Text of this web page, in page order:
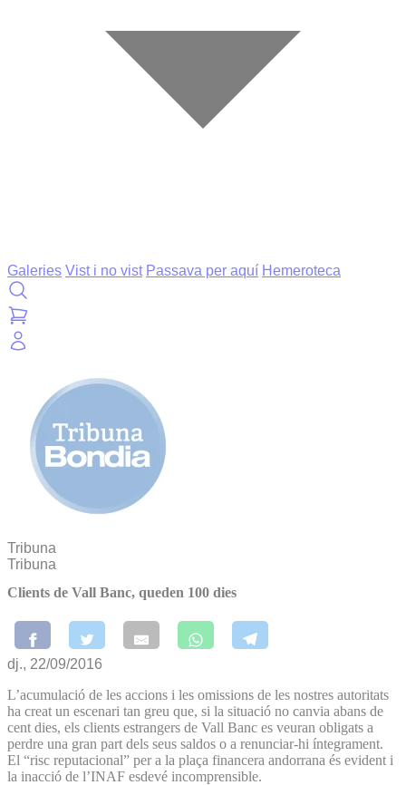
Galeries Vist i no vist Passava per aquí Hemeroteca
Tribuna
Tribuna
Clients de Vall Banc, queden 100 dies
dj., 22/09/2016
L’acumulació de les accions i les omissions de les nostres autoritats
ha creat un escenari tan greu que, si la situació no canvia abans de
cent dies, els clients estrangers de Vall Banc es veuran obligats a
perdre una gran part dels seus saldos o a renunciar-hi íntegrament.
El “risc reputacional” per a la plaça financera andorrana és evident i
la inacció de l’INAF esdevé incomprensible.